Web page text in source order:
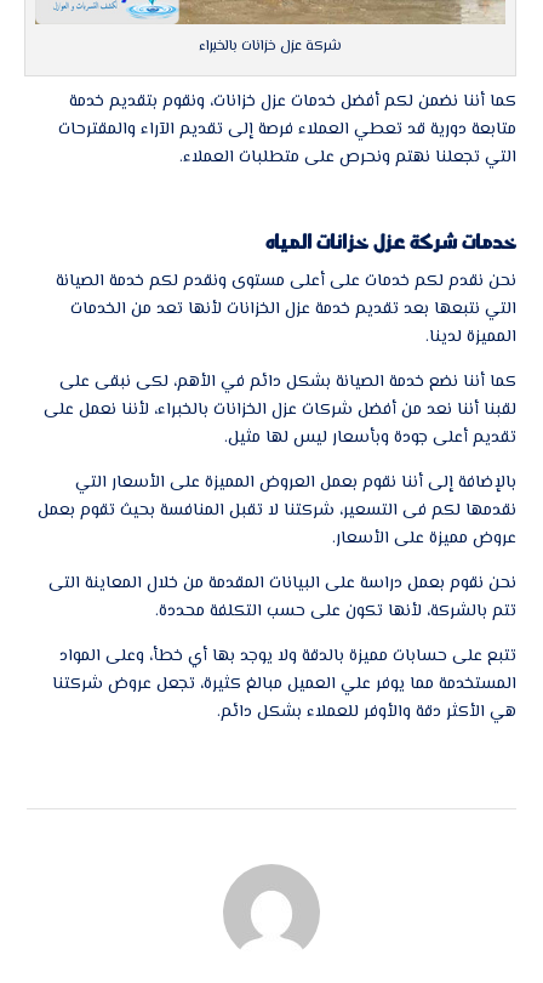
شركة عزل خزانات بالخبراء
كما أننا نضمن لكم أفضل خدمات عزل خزانات، ونقوم بتقديم خدمة
متابعة دورية قد تعطي العملاء فرصة إلى تقديم الآراء والمقترحات
التي تجعلنا نهتم ونحرص على متطلبات العملاء.
خدمات شركة عزل خزانات المياه
نحن نقدم لكم خدمات على أعلى مستوى ونقدم لكم خدمة الصيانة
التي نتبعها بعد تقديم خدمة عزل الخزانات لأنها تعد من الخدمات
المميزة لدينا.
كما أننا نضع خدمة الصيانة بشكل دائم في الأهم، لكى نبقى على
لقبنا أننا نعد من أفضل شركات عزل الخزانات بالخبراء، لأننا نعمل على
تقديم أعلى جودة وبأسعار ليس لها مثيل.
بالإضافة إلى أننا نقوم بعمل العروض المميزة على الأسعار التي
نقدمها لكم فى التسعير، شركتنا لا تقبل المنافسة بحيث تقوم بعمل
عروض مميزة على الأسعار.
نحن نقوم بعمل دراسة على البيانات المقدمة من خلال المعاينة التى
تتم بالشركة، لأنها تكون على حسب التكلفة محددة.
تتبع على حسابات مميزة بالدقة ولا يوجد بها أي خطأ، وعلى المواد
المستخدمة مما يوفر علي العميل مبالغ كثيرة، تجعل عروض شركتنا
هي الأكثر دقة والأوفر للعملاء بشكل دائم.